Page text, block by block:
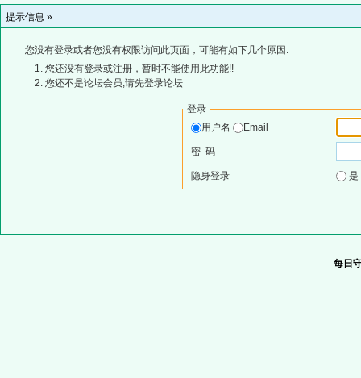
提示信息 »
您没有登录或者您没有权限访问此页面，可能有如下几个原因:
您还没有登录或注册，暂时不能使用此功能!!
您还不是论坛会员,请先登录论坛
登录
用户名
Email
密 码
隐身登录
每日